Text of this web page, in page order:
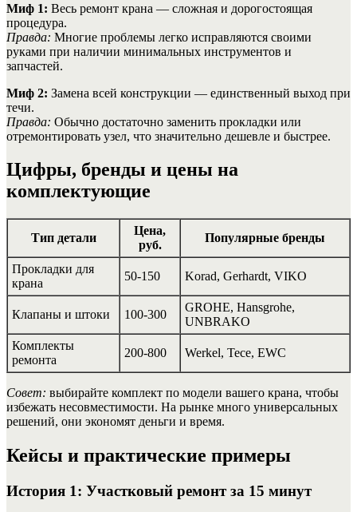
Миф 1: Весь ремонт крана — сложная и дорогостоящая
процедура.
Правда: Многие проблемы легко исправляются своими
руками при наличии минимальных инструментов и
запчастей.
Миф 2: Замена всей конструкции — единственный выход при
течи.
Правда: Обычно достаточно заменить прокладки или
отремонтировать узел, что значительно дешевле и быстрее.
Цифры, бренды и цены на
комплектующие
Тип детали
Цена,
руб.
Популярные бренды
Прокладки для
крана
50-150 Korad, Gerhardt, VIKO
Клапаны и штоки 100-300
GROHE, Hansgrohe,
UNBRAKO
Комплекты
ремонта
200-800 Werkel, Tece, EWC
Совет: выбирайте комплект по модели вашего крана, чтобы
избежать несовместимости. На рынке много универсальных
решений, они экономят деньги и время.
Кейсы и практические примеры
История 1: Участковый ремонт за 15 минут